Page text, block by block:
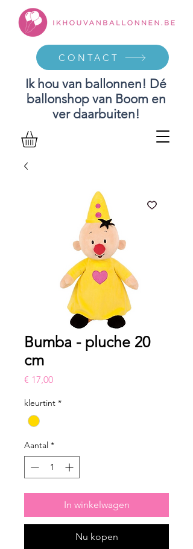
Ik hou van ballonnen! Dé
ballonshop van Boom en
ver daarbuiten!
CONTACT
Bumba - pluche 20
cm
€ 17,00Prijs
kleurtint *
Aantal *
In winkelwagen
Nu kopen